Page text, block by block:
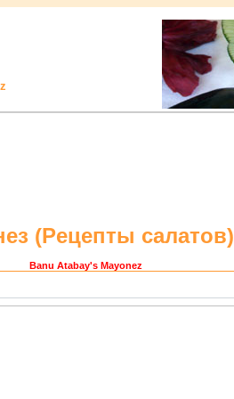
(Pецепты салатов)
Banu Atabay's Mayonez